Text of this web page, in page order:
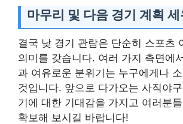
마무리 및 다음 경기 계획 세
결국 낮 경기 관람은 단순히 스포츠
의미를 갖습니다. 여러 가지 측면에
과 여유로운 분위기는 누구에게나
것입니다. 앞으로 다가오는 사직야
기에 대한 기대감을 가지고 여러분
확보해 보시길 바랍니다!